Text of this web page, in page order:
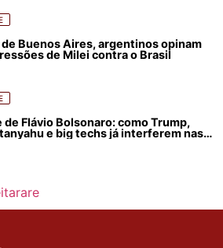
de Buenos Aires, argentinos opinam
de Milei contra o Brasil
de Flávio Bolsonaro: como Trump,
e big techs já interferem nas